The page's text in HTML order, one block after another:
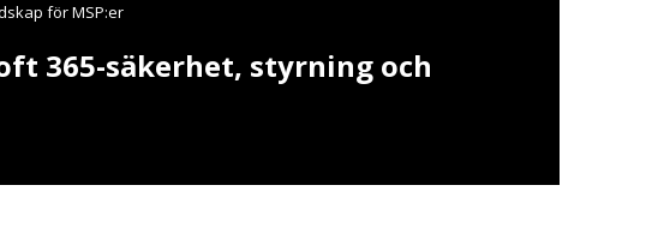
för MSP:er
365-säkerhet, styrning och